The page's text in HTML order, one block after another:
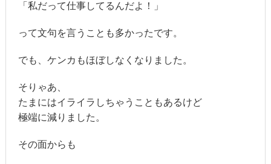
「私だって仕事してるんだよ！」
って文句を言うことも多かったです。
でも、ケンカもほぼしなくなりました。
そりゃあ、
たまにはイライラしちゃうこともあるけど
極端に減りました。
その面からも